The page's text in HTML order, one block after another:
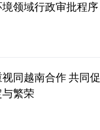
领域行政审批程序
同越南合作 共同促
繁荣